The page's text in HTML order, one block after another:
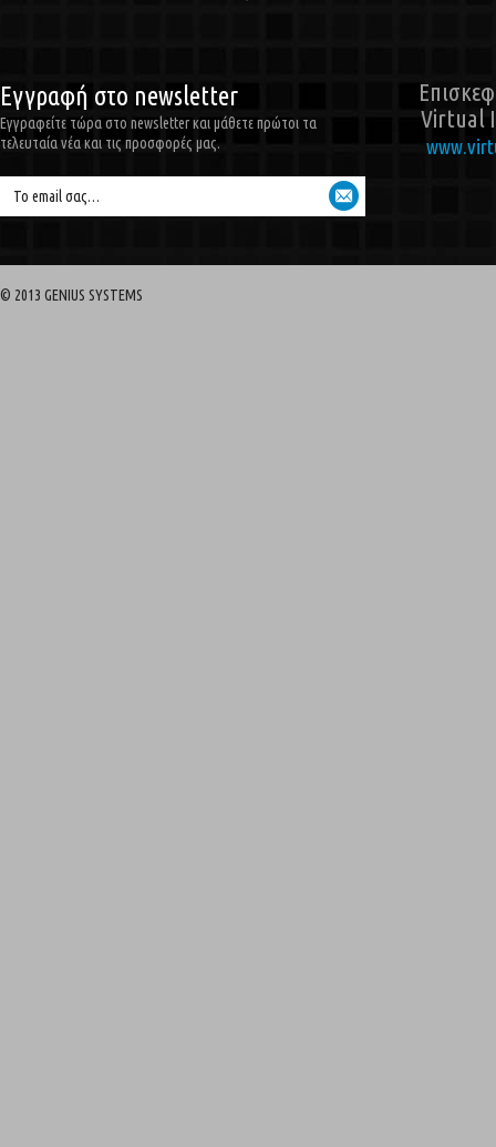
Εγγραφή στο newsletter
Εγγραφείτε τώρα στο newsletter και μάθετε πρώτοι τα
τελευταία νέα και τις προσφορές μας.
Το email σας…
Virtual
© 2013 GENIUS SYSTEMS